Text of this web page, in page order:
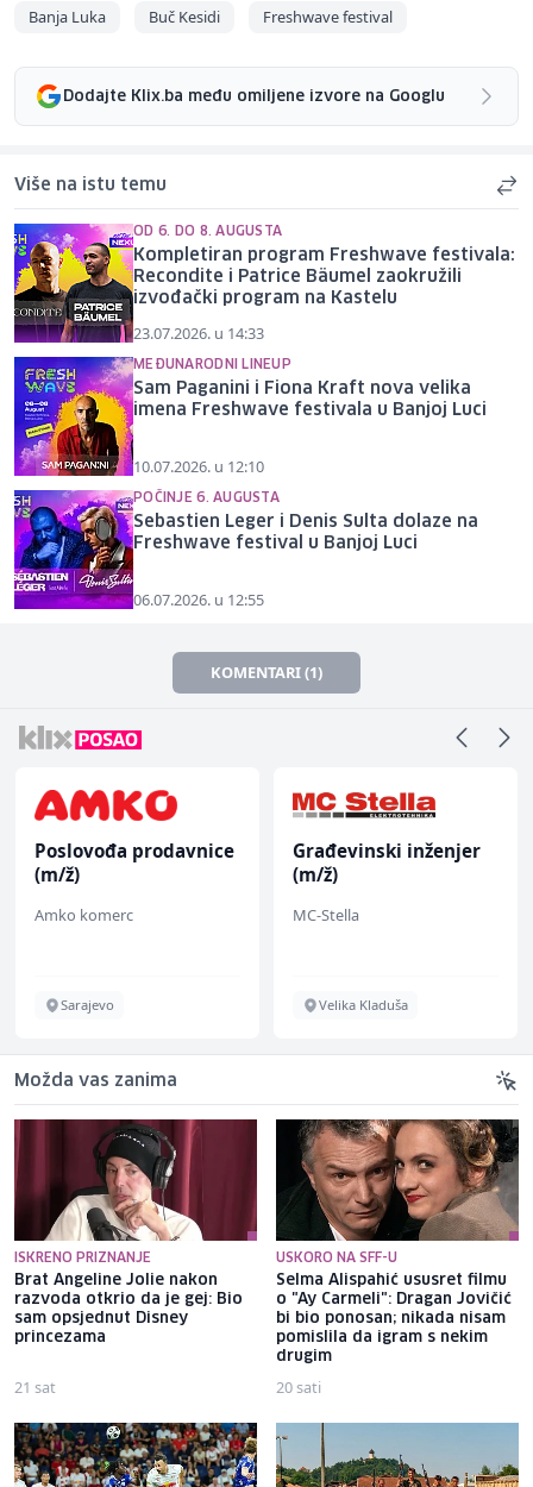
Banja Luka Buč Kesidi Freshwave festival
Dodajte Klix.ba među omiljene izvore na Googlu
Više na istu temu
OD 6. DO 8. AUGUSTA
Kompletiran program Freshwave festivala:
Recondite i Patrice Bäumel zaokružili
izvođački program na Kastelu
23.07.2026. u 14:33
MEĐUNARODNI LINEUP
Sam Paganini i Fiona Kraft nova velika
imena Freshwave festivala u Banjoj Luci
10.07.2026. u 12:10
POČINJE 6. AUGUSTA
Sebastien Leger i Denis Sulta dolaze na
Freshwave festival u Banjoj Luci
06.07.2026. u 12:55
KOMENTARI (1)
Građevinski inženjer
(m/ž)
MC-Stella
Velika Kladuša
Mašinski inženjer (m/
ž)
Euro-Asfalt
Više lokacija
Možda vas zanima
ISKRENO PRIZNANJE
Brat Angeline Jolie nakon
razvoda otkrio da je gej: Bio
sam opsjednut Disney
princezama
21 sat
USKORO NA SFF-U
Selma Alispahić ususret filmu
o "Ay Carmeli": Dragan Jovičić
bi bio ponosan; nikada nisam
pomislila da igram s nekim
drugim
20 sati